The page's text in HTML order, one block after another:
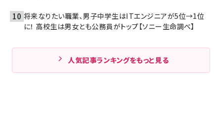
将来なりたい職業、男子中学生はITエンジニアが5位→1位
に！ 高校生は男女とも公務員がトップ【ソニー生命調べ】
人気記事ランキングをもっと見る